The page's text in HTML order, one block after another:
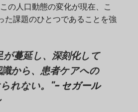
の人口動態の変化が現在、こ
た課題のひとつであることを強
が蔓延し、深刻化して
から、患者ケアへの
れない。"- セガール